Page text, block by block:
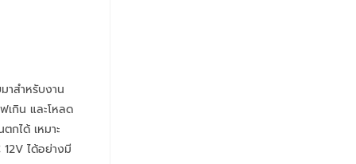
าสำหรับงาน
เกิน และโหลด
กได้ เหมาะ
ได้อย่างมี